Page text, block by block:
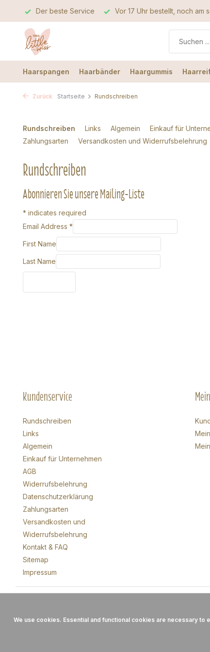
Der beste Service Vor 17 Uhr bestellt, noch am
Haarspangen Haarbänder Haargummis
Zurück Startseite Rundschreiben
Rundschreiben Links Algemein Einkauf für
Zahlungsarten
Versandkosten und Widerrufsbelehrung
Rundschreiben
Abonnieren Sie unsere Mailing-Liste
* indicates required
Email Address *
First Name
Last Name
Kundenservice
Rundschreiben
Links
Algemein
Einkauf für Unternehmen
AGB
Widerrufsbelehrung
Datenschutzerklärung
Zahlungsarten
Versandkosten und
Widerrufsbelehrung
Kontakt & FAQ
Sitemap
Impressum
We use cookies. Essential and functional cookies are necessary